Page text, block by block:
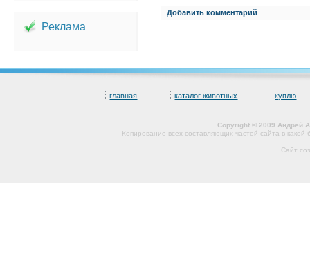
Реклама
Добавить комментарий
главная каталог животных куплю
Copyright © 2009 Андрей
Копирование всех составляющих частей сайта в
Сайт